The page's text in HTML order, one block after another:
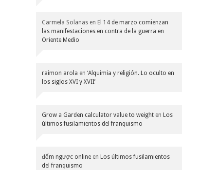
Carmela Solanas en El 14 de marzo comienzan
las manifestaciones en contra de la guerra en
Oriente Medio
raimon arola en ‘Alquimia y religión. Lo oculto en
los siglos XVI y XVII’
Grow a Garden calculator value to weight en Los
últimos fusilamientos del franquismo
đếm ngược online en Los últimos fusilamientos
del franquismo